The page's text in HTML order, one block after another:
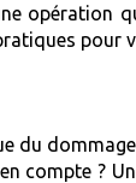
opération
pour
du
compte ?